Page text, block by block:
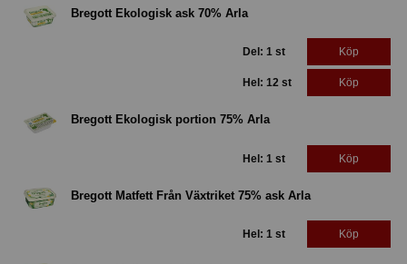
Bregott Ekologisk ask 70% Arla
Del: 1 st Köp
Hel: 12 st Köp
Bregott Ekologisk portion 75% Arla
Hel: 1 st Köp
Bregott Matfett Från Växtriket 75% ask Arla
Hel: 1 st Köp